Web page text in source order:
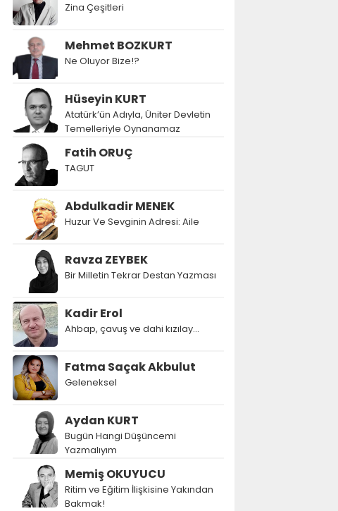
Zina Çeşitleri
Mehmet BOZKURT
Ne Oluyor Bize!?
Hüseyin KURT
Atatürk’ün Adıyla, Üniter Devletin
Temelleriyle Oynanamaz
Fatih ORUÇ
TAGUT
Abdulkadir MENEK
Huzur Ve Sevginin Adresi: Aile
Ravza ZEYBEK
Bir Milletin Tekrar Destan Yazması
Kadir Erol
Ahbap, çavuş ve dahi kızılay...
Fatma Saçak Akbulut
Geleneksel
Aydan KURT
Bugün Hangi Düşüncemi
Yazmalıyım
Memiş OKUYUCU
Ritim ve Eğitim İlişkisine Yakından
Bakmak!